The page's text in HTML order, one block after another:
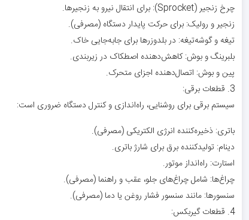
چرخ زنجیر (Sprocket): برای انتقال نیرو به زنجیرها.
زنجیر و رولیک: برای حرکت پایدار دستگاه (مصرفی).
تیغه و گوشه‌تیغه: در بلدوزرها برای جابه‌جایی خاک.
بلبرینگ و بوش: کاهش‌دهنده اصطکاک در زیربندی.
پین و بوش: اتصال‌دهنده اجزای متحرک.
3. قطعات برقی:
سیستم برقی برای روشنایی، راه‌اندازی و کنترل دستگاه ضروری است:
باتری: ذخیره‌کننده انرژی الکتریکی (مصرفی).
دینام: تولیدکننده برق برای شارژ باتری.
استارت: راه‌انداز موتور.
چراغ‌ها: شامل چراغ‌های جلو، عقب و راهنما (مصرفی).
سنسورها: مانند سنسور فشار روغن یا دما (مصرفی).
4. قطعات گیربکس: